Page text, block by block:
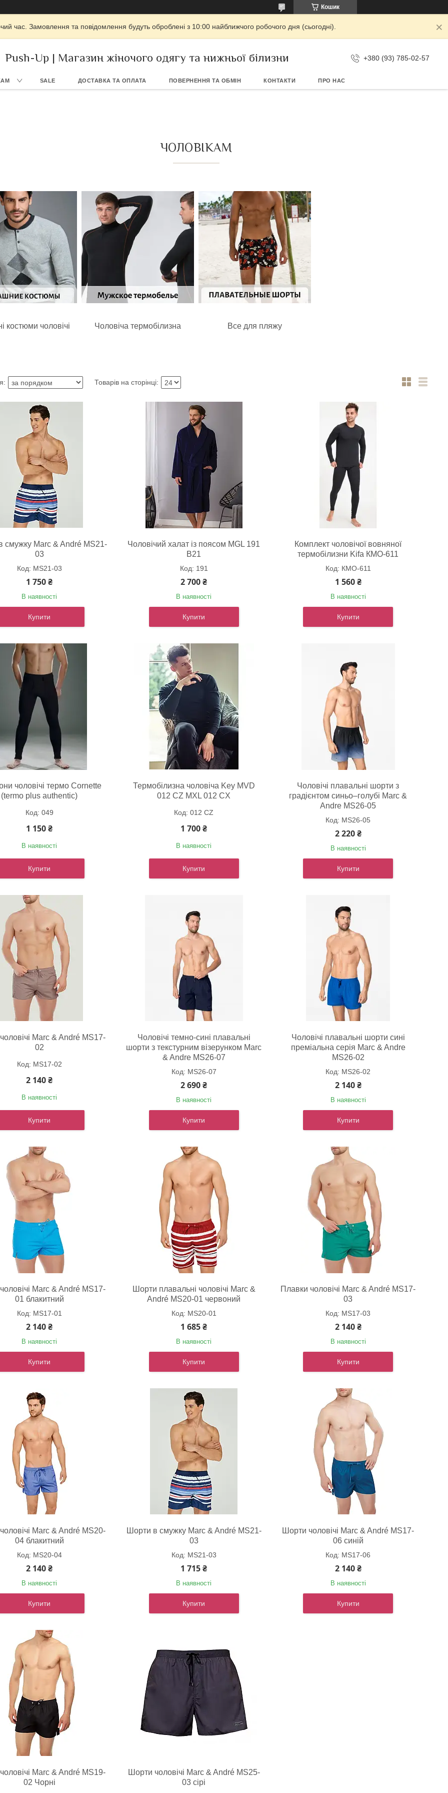
Кошик
час. Замовлення та повідомлення будуть оброблені з 10:00 найближчого робочого дня (сьогодні).
Push-Up | Магазин жіночого одягу та нижньої білизни +380 (93) 785-02-57
SALE ДОСТАВКА ТА ОПЛАТА ПОВЕРНЕННЯ ТА ОБМІН КОНТАКТИ ПРО НАС
ЧОЛОВІКАМ
костюми чоловічі Чоловіча термобілизна Все для пляжу
смужку Marc & André MS21-
03
MS21-03
1 750 ₴
В наявності
Купити
Чоловічий халат із поясом MGL 191
B21
191
2 700 ₴
В наявності
Купити
Комплект чоловічої вовняної
термобілизни Kifa КМО-611
КМО-611
1 560 ₴
В наявності
Купити
чоловічі термо Cornette
(termo plus authentic)
049
1 150 ₴
В наявності
Купити
Термобілизна чоловіча Key MVD
012 CZ MXL 012 CX
012 CZ
1 700 ₴
В наявності
Купити
Чоловічі плавальні шорти з
градієнтом синьо–голубі Marc &
Andre MS26-05
MS26-05
2 220 ₴
В наявності
Купити
Marc & André MS17-
02
MS17-02
2 140 ₴
В наявності
Купити
Чоловічі темно-сині плавальні
шорти з текстурним візерунком Marc
& Andre MS26-07
MS26-07
2 690 ₴
В наявності
Купити
Чоловічі плавальні шорти сині
преміальна серія Marc & Andre
MS26-02
MS26-02
2 140 ₴
В наявності
Купити
Marc & André MS17-
01 блакитний
MS17-01
2 140 ₴
В наявності
Купити
Шорти плавальні чоловічі Marc &
André MS20-01 червоний
MS20-01
1 685 ₴
В наявності
Купити
Плавки чоловічі Marc & André MS17-
03
MS17-03
2 140 ₴
В наявності
Купити
Marc & André MS20-
04 блакитний
MS20-04
2 140 ₴
В наявності
Купити
Шорти в смужку Marc & André MS21-
03
MS21-03
1 715 ₴
В наявності
Купити
Шорти чоловічі Marc & André MS17-
06 синій
MS17-06
2 140 ₴
В наявності
Купити
Marc & André MS19-
02 Чорні
Шорти чоловічі Marc & André MS25-
03 сірі